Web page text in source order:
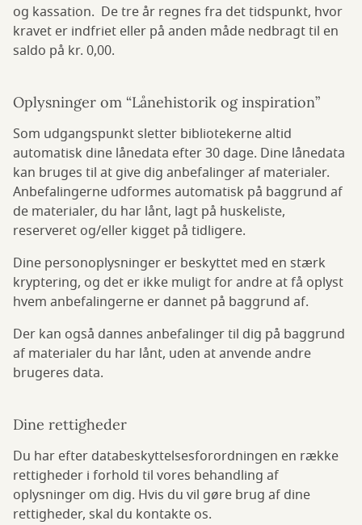
og kassation. De tre år regnes fra det tidspunkt, hvor
kravet er indfriet eller på anden måde nedbragt til en
saldo på kr. 0,00.
Oplysninger om “Lånehistorik og inspiration”
Som udgangspunkt sletter bibliotekerne altid
automatisk dine lånedata efter 30 dage. Dine lånedata
kan bruges til at give dig anbefalinger af materialer.
Anbefalingerne udformes automatisk på baggrund af
de materialer, du har lånt, lagt på huskeliste,
reserveret og/eller kigget på tidligere.
Dine personoplysninger er beskyttet med en stærk
kryptering, og det er ikke muligt for andre at få oplyst
hvem anbefalingerne er dannet på baggrund af.
Der kan også dannes anbefalinger til dig på baggrund
af materialer du har lånt, uden at anvende andre
brugeres data.
Dine rettigheder
Du har efter databeskyttelsesforordningen en række
rettigheder i forhold til vores behandling af
oplysninger om dig. Hvis du vil gøre brug af dine
rettigheder, skal du kontakte os.